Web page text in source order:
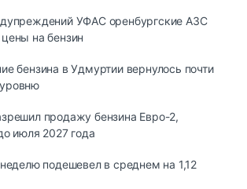
УФАС оренбургские АЗС
на бензин
бензина в Удмуртии вернулось почти
продажу бензина Евро-2,
июля 2027 года
подешевел в среднем на 1,12